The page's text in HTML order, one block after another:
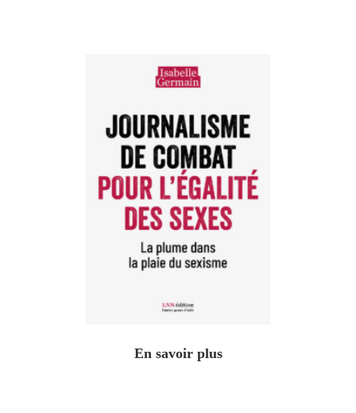
En savoir plus